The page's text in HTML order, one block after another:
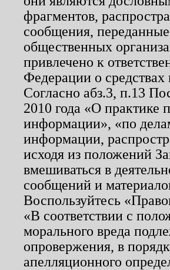
фрагментов,
сообщения,
общественных
привлечено к
Федерации о
Согласно абз.3, п.13
2010 года «О практике
информации», «по
информации,
исходя из положений
вмешиваться в
сообщений и
Воспользуйтесь
«В соответствии с
морального вреда
опровержения, в
апелляционного